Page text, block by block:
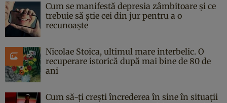
Cum se manifestă depresia zâmbitoare și ce
trebuie să știe cei din jur pentru a o
recunoaște
Nicolae Stoica, ultimul mare interbelic. O
recuperare istorică după mai bine de 80 de
ani
Cum să-ți crești încrederea în sine în situații